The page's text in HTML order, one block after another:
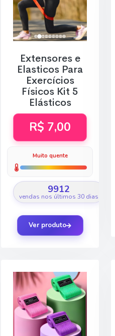
Extensores e
Elasticos Para
Exercícios
Físicos Kit 5
Elásticos
R$ 7,00
Muito quente
9912
vendas nos últimos 30 dias
Ver produto